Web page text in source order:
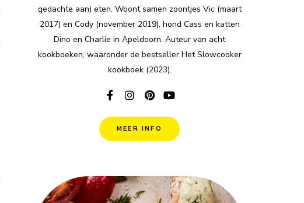
gedachte aan) eten. Woont samen zoontjes Vic (maart
2017) en Cody (november 2019), hond Cass en katten
Dino en Charlie in Apeldoorn. Auteur van acht
kookboeken, waaronder de bestseller Het Slowcooker
kookboek (2023).
MEER INFO